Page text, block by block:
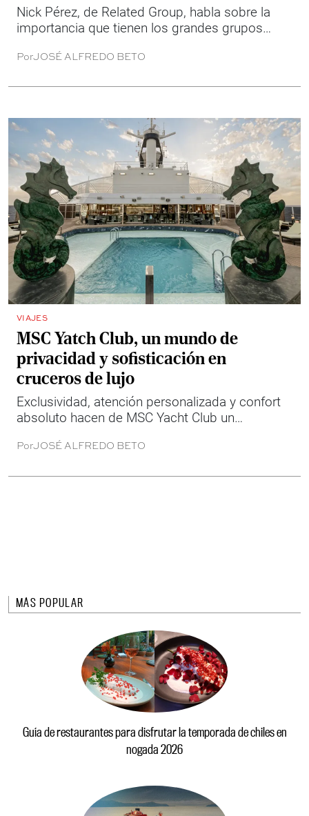
Nick Pérez, de Related Group, habla sobre la
importancia que tienen los grandes grupos
inclusivas y la visión que hoy está impulsando
PorJOSÉ ALFREDO BETO
VIAJES
MSC Yatch Club, un mundo de
privacidad y sofisticación en
cruceros de lujo
Exclusividad, atención personalizada y confort
absoluto hacen de MSC Yacht Club un
PorJOSÉ ALFREDO BETO
MÁS POPULAR
Guía de restaurantes para disfrutar la temporada de chiles en
nogada 2026